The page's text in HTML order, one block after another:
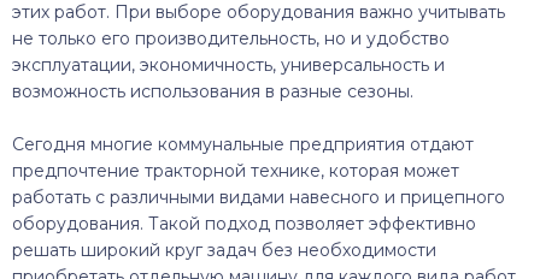
этих работ. При выборе оборудования важно учитывать
не только его производительность, но и удобство
эксплуатации, экономичность, универсальность и
возможность использования в разные сезоны.
Сегодня многие коммунальные предприятия отдают
предпочтение тракторной технике, которая может
работать с различными видами навесного и прицепного
оборудования. Такой подход позволяет эффективно
решать широкий круг задач без необходимости